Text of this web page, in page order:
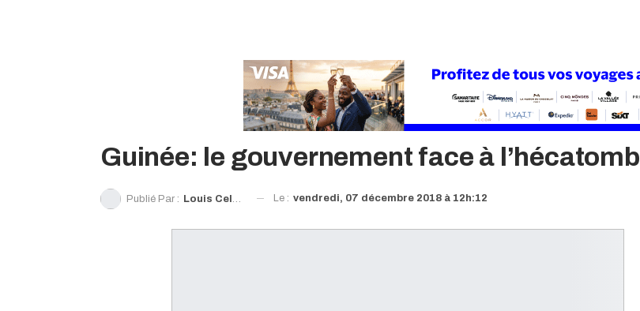
Guinée: le gouvernement face à
Publié Par : Louis Celestin Le : vendredi, 07 décembre 2018 à 12h:12